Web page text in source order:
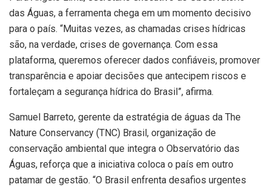
das Águas, a ferramenta chega em um momento decisivo
para o país. “Muitas vezes, as chamadas crises hídricas
são, na verdade, crises de governança. Com essa
plataforma, queremos oferecer dados confiáveis, promover
transparência e apoiar decisões que antecipem riscos e
fortaleçam a segurança hídrica do Brasil”, afirma.
Samuel Barreto, gerente da estratégia de águas da The
Nature Conservancy (TNC) Brasil, organização de
conservação ambiental que integra o Observatório das
Águas, reforça que a iniciativa coloca o país em outro
patamar de gestão. “O Brasil enfrenta desafios urgentes